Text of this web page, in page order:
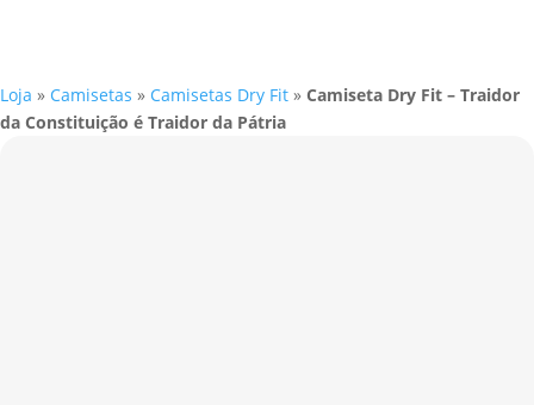
Loja » Camisetas » Camisetas Dry Fit » Camiseta Dry Fit – Traidor
da Constituição é Traidor da Pátria